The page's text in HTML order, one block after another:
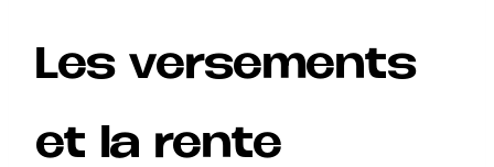
Les versements
et la rente